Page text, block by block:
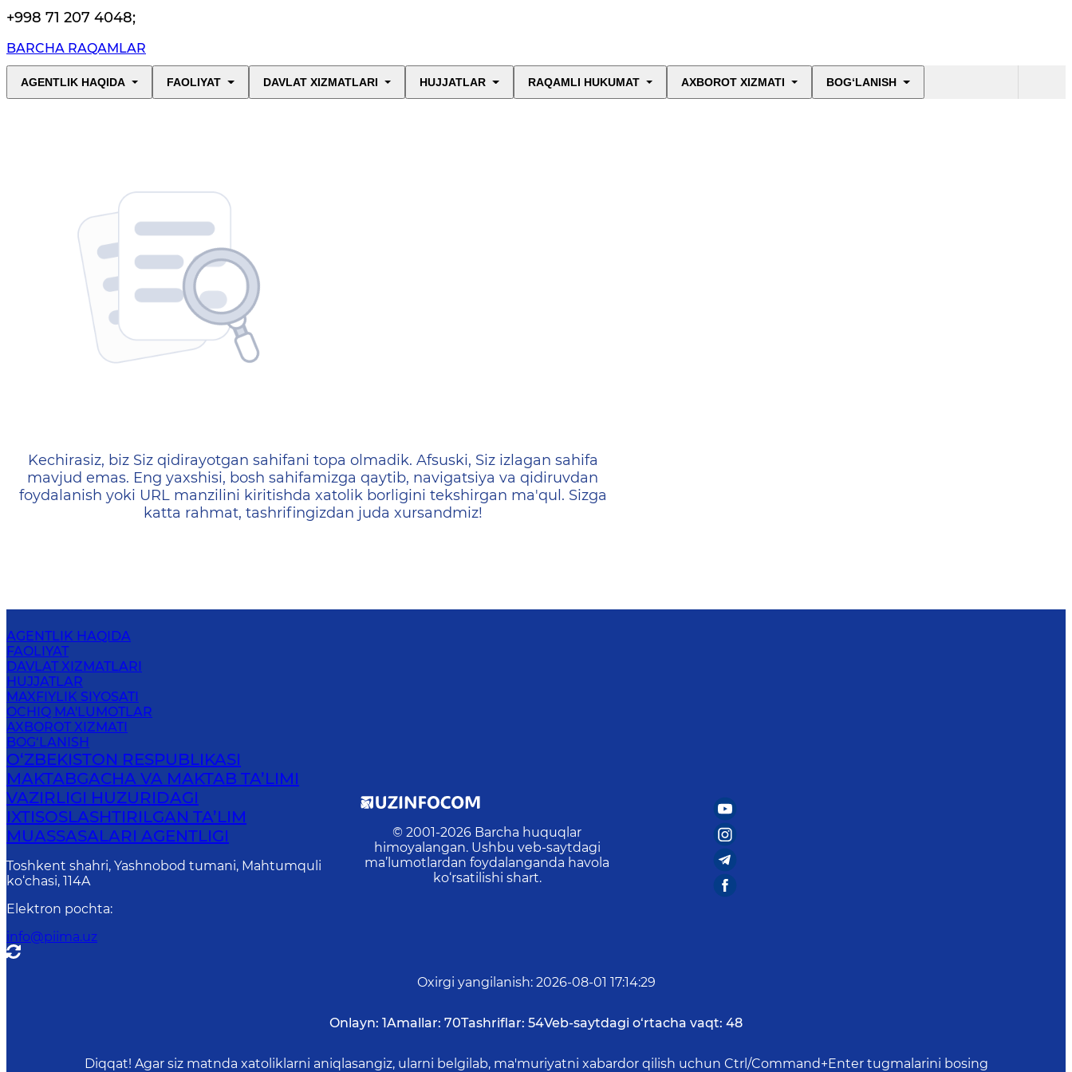
+998 71 207 4048;
BARCHA RAQAMLAR
AGENTLIK HAQIDA FAOLIYAT DAVLAT XIZMATLARI HUJJATLAR RAQAMLI HUKUMAT AXBOROT XIZMATI BOG‘LANISH
404 — Страница не найдена
Kechirasiz, biz Siz qidirayotgan sahifani topa olmadik. Afsuski, Siz izlagan sahifa
mavjud emas. Eng yaxshisi, bosh sahifamizga qaytib, navigatsiya va qidiruvdan
foydalanish yoki URL manzilini kiritishda xatolik borligini tekshirgan ma'qul. Sizga
katta rahmat, tashrifingizdan juda xursandmiz!
AGENTLIK HAQIDA
FAOLIYAT
DAVLAT XIZMATLARI
HUJJATLAR
MAXFIYLIK SIYOSATI
OCHIQ MA'LUMOTLAR
AXBOROT XIZMATI
BOG‘LANISH
O‘ZBEKISTON RESPUBLIKASI
MAKTABGACHA VA MAKTAB TA’LIMI
VAZIRLIGI HUZURIDAGI
IXTISOSLASHTIRILGAN TA’LIM
MUASSASALARI AGENTLIGI
Toshkent shahri, Yashnobod tumani, Mahtumquli
ko‘chasi, 114A
Elektron pochta:
info@piima.uz
© 2001-2026 Barcha huquqlar
himoyalangan. Ushbu veb-saytdagi
ma’lumotlardan foydalanganda havola
ko‘rsatilishi shart.
Oxirgi yangilanish: 2026-08-01 17:14:29
Onlayn: 1Amallar: 70Tashriflar: 54Veb-saytdagi o‘rtacha vaqt: 48
Diqqat! Agar siz matnda xatoliklarni aniqlasangiz, ularni belgilab, ma'muriyatni xabardor qilish uchun Ctrl/Command+Enter tugmalarini bosing